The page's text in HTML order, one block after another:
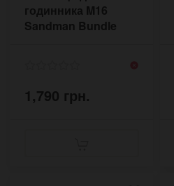
годинника M16
Sandman Bundle
1,790 грн.